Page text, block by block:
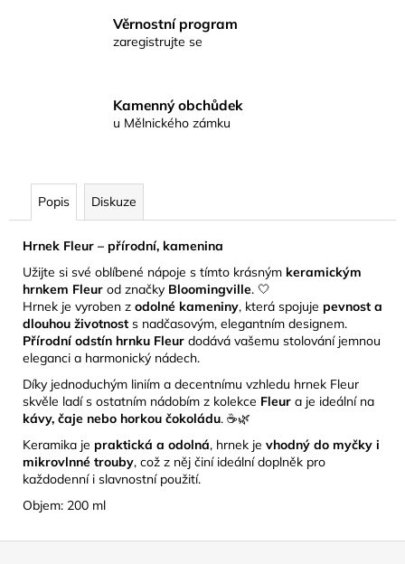
Věrnostní program
zaregistrujte se
Kamenný obchůdek
u Mělnického zámku
Popis Diskuze
Hrnek Fleur – přírodní, kamenina
Užijte si své oblíbené nápoje s tímto krásným keramickým
hrnkem Fleur od značky Bloomingville. 🤍
Hrnek je vyroben z odolné kameniny, která spojuje pevnost a
dlouhou životnost s nadčasovým, elegantním designem.
Přírodní odstín hrnku Fleur dodává vašemu stolování jemnou
eleganci a harmonický nádech.
Díky jednoduchým liniím a decentnímu vzhledu hrnek Fleur
skvěle ladí s ostatním nádobím z kolekce Fleur a je ideální na
kávy, čaje nebo horkou čokoládu. ☕🌿
Keramika je praktická a odolná, hrnek je vhodný do myčky i
mikrovlnné trouby, což z něj činí ideální doplněk pro
každodenní i slavnostní použití.
Objem: 200 ml